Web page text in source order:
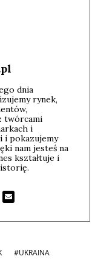
dnia
rynek,
twórcami
i
i pokazujemy
nam jesteś na
kształtuje i
#UKRAINA